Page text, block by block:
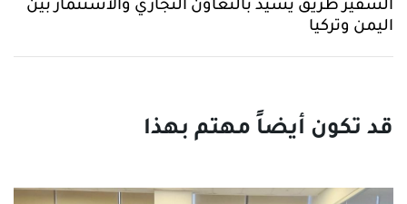
السفير طريق يشيد بالتعاون التجاري والاستثمار بين
اليمن وتركيا